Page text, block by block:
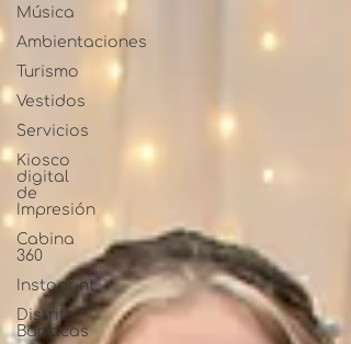
Música
Ambientaciones
Turismo
Vestidos
Servicios
Kiosco
digital
de
Impresión
Cabina
360
Instaprint
Distrito
Barracas